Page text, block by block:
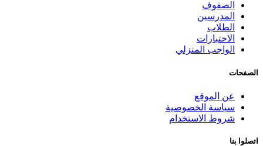
الصفوف
المدرسين
الطلاب
الاختبارات
الواجب المنزلي
الصفحات
عن الموقع
سياسة الخصوصية
شروط الاستخدام
اتصلوا بنا